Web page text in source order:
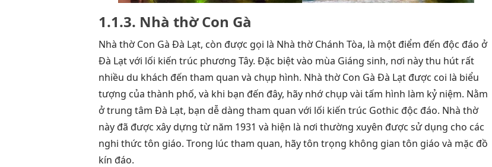
1.1.3. Nhà thờ Con Gà
Nhà thờ Con Gà Đà Lạt, còn được gọi là Nhà thờ Chánh Tòa, là một điểm đến độc đáo ở
Đà Lạt với lối kiến trúc phương Tây. Đặc biệt vào mùa Giáng sinh, nơi này thu hút rất
nhiều du khách đến tham quan và chụp hình. Nhà thờ Con Gà Đà Lạt được coi là biểu
tượng của thành phố, và khi bạn đến đây, hãy nhớ chụp vài tấm hình làm kỷ niệm. Nằm
ở trung tâm Đà Lạt, bạn dễ dàng tham quan với lối kiến trúc Gothic độc đáo. Nhà thờ
này đã được xây dựng từ năm 1931 và hiện là nơi thường xuyên được sử dụng cho các
nghi thức tôn giáo. Trong lúc tham quan, hãy tôn trọng không gian tôn giáo và mặc đồ
kín đáo.